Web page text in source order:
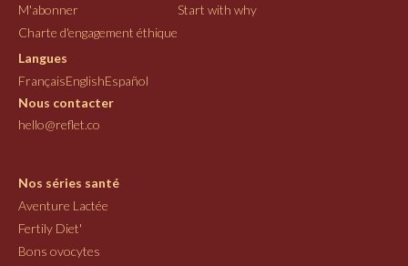
M'abonner
Start with why
Charte d'engagement éthique
Langues
FrançaisEnglishEspañol
Nous contacter
hello@reflet.co
Nos séries santé
Aventure Lactée
Fertily Diet'
Bons ovocytes